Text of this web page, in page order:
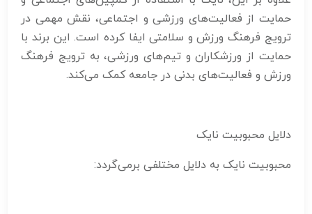
حمایت از فعالیت‌های ورزشی و اجتماعی، نقش مهمی در
ترویج فرهنگ ورزش و سلامتی ایفا کرده است. این برند با
حمایت از ورزشکاران و تیم‌های ورزشی، به ترویج فرهنگ
ورزش و فعالیت‌های بدنی در جامعه کمک می‌کند.
دلایل محبوبیت نایک
محبوبیت نایک به دلایل مختلفی برمی‌گردد: